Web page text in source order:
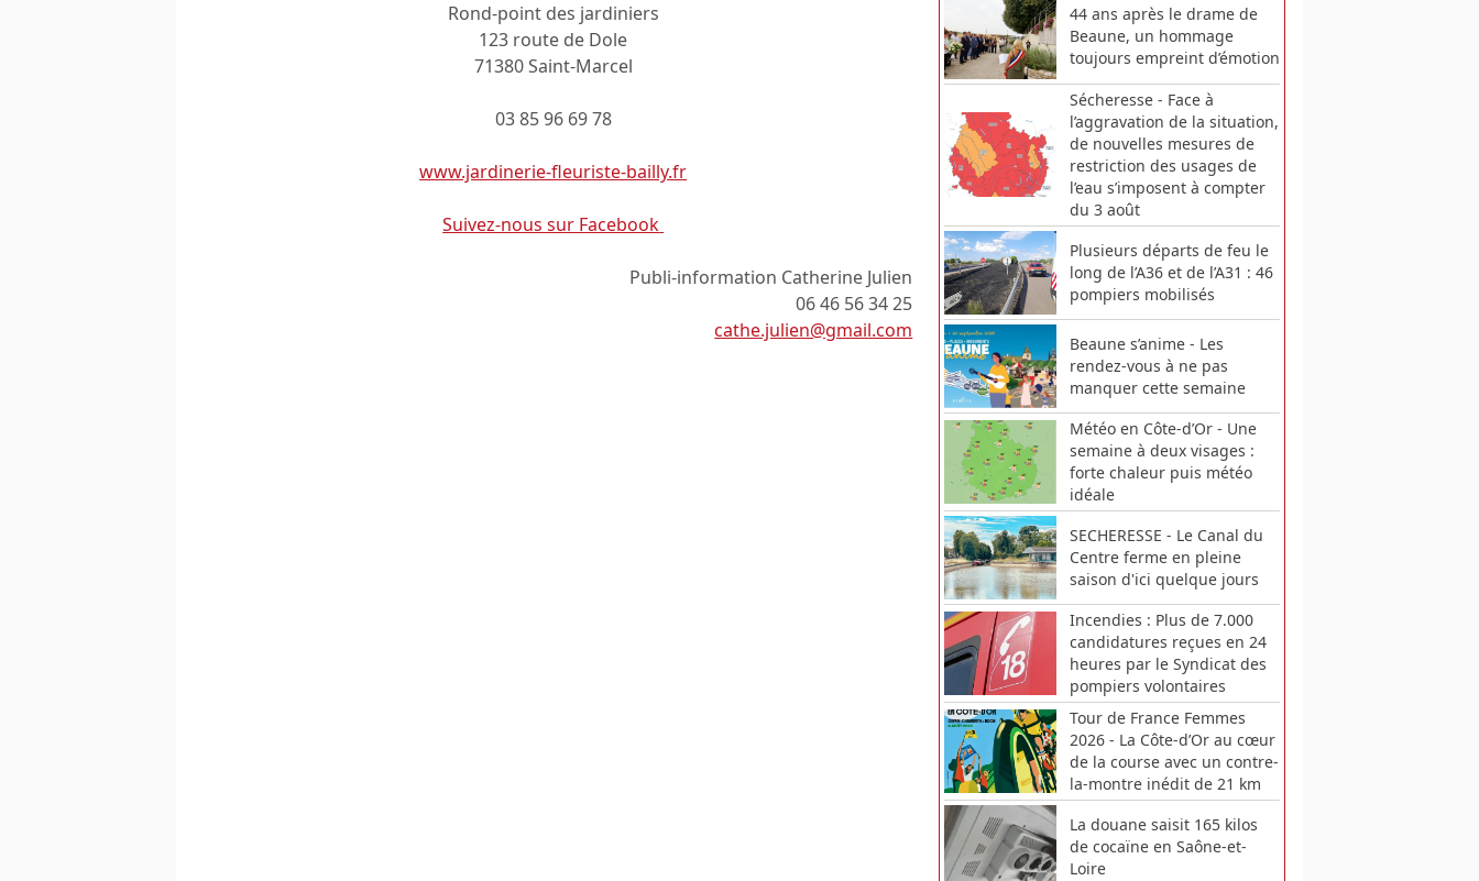
Rond-point des jardiniers
123 route de Dole
71380 Saint-Marcel
03 85 96 69 78
www.jardinerie-fleuriste-bailly.fr
Suivez-nous sur Facebook
Publi-information Catherine Julien
06 46 56 34 25
cathe.julien@gmail.com
44 ans après le drame de
Beaune, un hommage
toujours empreint d’émotion
Sécheresse - Face à
l’aggravation de la situation,
de nouvelles mesures de
restriction des usages de
l’eau s’imposent à compter
du 3 août
Plusieurs départs de feu le
long de l’A36 et de l’A31 : 46
pompiers mobilisés
Beaune s’anime - Les
rendez-vous à ne pas
manquer cette semaine
Météo en Côte-d’Or - Une
semaine à deux visages :
forte chaleur puis météo
idéale
SECHERESSE - Le Canal du
Centre ferme en pleine
saison d'ici quelque jours
Incendies : Plus de 7.000
candidatures reçues en 24
heures par le Syndicat des
pompiers volontaires
Tour de France Femmes
2026 - La Côte-d’Or au cœur
de la course avec un contre-
la-montre inédit de 21 km
La douane saisit 165 kilos
de cocaïne en Saône-et-
Loire